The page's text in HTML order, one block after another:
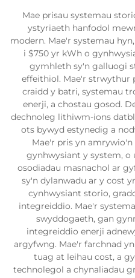
Mae prisau systemau
ystyriaeth hanfodol
modern. Mae'r systemau
i $750 yr kWh o
gymhleth sy'n galluogi
effeithiol. Mae'r strwythur
craidd y batri, systemau
enerji, a chostau gosod.
dechnoleg lithiwm-ions
ots bywyd estynedig a
Mae'r pris yn
gynhwysiant y system, o
osodiadau masnachol ar
sy'n dylanwadu ar y cost
cynhwysiant storio,
integreiddio. Mae'r
swyddogaeth, gan
integreiddio enerji
argyfwng. Mae'r farchnad
tuag at leihau cost, a
technolegol a chynaliadau